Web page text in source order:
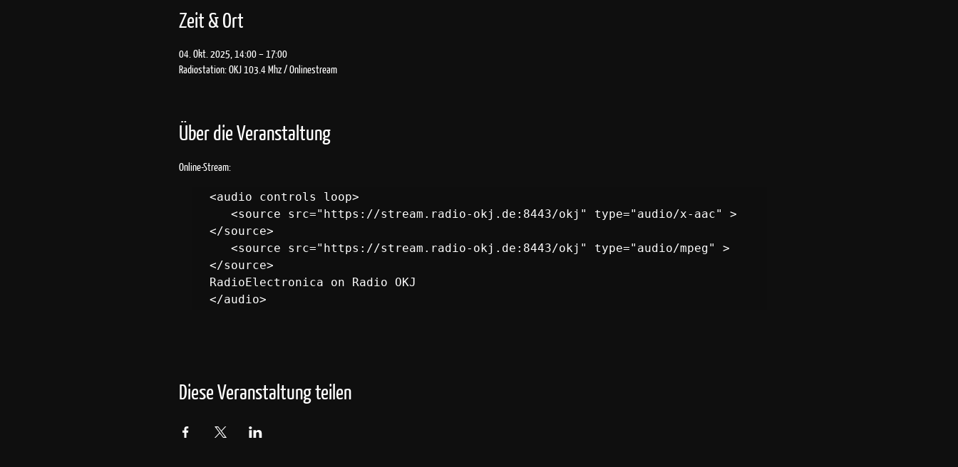
Zeit & Ort
04. Okt. 2025, 14:00 – 17:00
Radiostation: OKJ 103.4 Mhz / Onlinestream
Über die Veranstaltung
Online-Stream:
<audio controls loop>
</source>
</source>
RadioElectronica on Radio OKJ
Diese Veranstaltung teilen